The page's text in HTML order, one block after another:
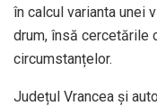
în calcul varianta unei
drum, însă cercetările
circumstanțelor.
Județul Vrancea și